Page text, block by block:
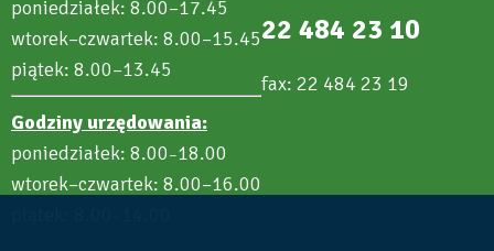
poniedziałek: 8.00–17.45
wtorek–czwartek: 8.00–15.45
piątek: 8.00–13.45
Godziny urzędowania:
poniedziałek: 8.00–18.00
wtorek–czwartek: 8.00–16.00
22 484 23 10
fax: 22 484 23 19